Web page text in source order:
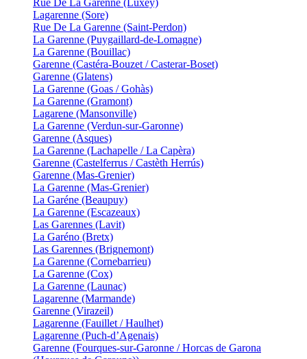
Lagarenne (Sore)
Rue De La Garenne (Saint-Perdon)
La Garenne (Puygaillard-de-Lomagne)
La Garenne (Bouillac)
Garenne (Castéra-Bouzet / Casterar-Boset)
Garenne (Glatens)
La Garenne (Goas / Gohàs)
La Garenne (Gramont)
Lagarene (Mansonville)
La Garenne (Verdun-sur-Garonne)
Garenne (Asques)
La Garenne (Lachapelle / La Capèra)
Garenne (Castelferrus / Castèth Herrús)
Garenne (Mas-Grenier)
La Garenne (Mas-Grenier)
La Garéne (Beaupuy)
La Garenne (Escazeaux)
Las Garennes (Lavit)
La Garéno (Bretx)
Las Garennes (Brignemont)
La Garenne (Cornebarrieu)
La Garenne (Cox)
La Garenne (Launac)
Lagarenne (Marmande)
Garenne (Virazeil)
Lagarenne (Fauillet / Haulhet)
Lagarenne (Puch-d’Agenais)
Garenne (Fourques-sur-Garonne / Horcas de Garona